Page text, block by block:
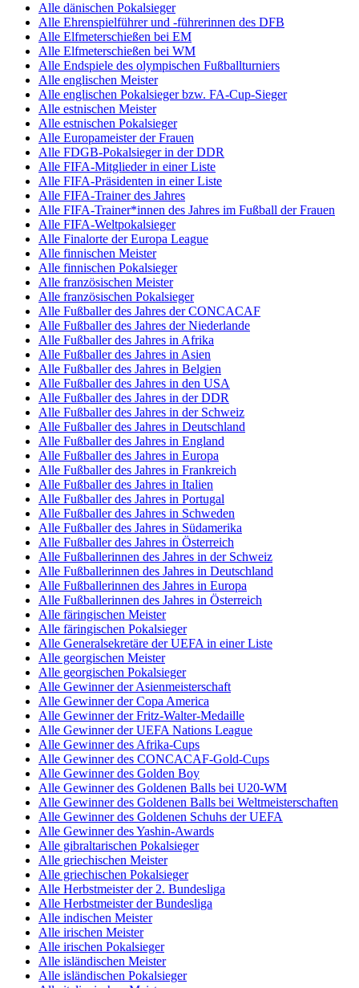
Alle dänischen Pokalsieger
Alle Ehrenspielführer und -führerinnen des DFB
Alle Elfmeterschießen bei EM
Alle Elfmeterschießen bei WM
Alle Endspiele des olympischen Fußballturniers
Alle englischen Meister
Alle englischen Pokalsieger bzw. FA-Cup-Sieger
Alle estnischen Meister
Alle estnischen Pokalsieger
Alle Europameister der Frauen
Alle FDGB-Pokalsieger in der DDR
Alle FIFA-Mitglieder in einer Liste
Alle FIFA-Präsidenten in einer Liste
Alle FIFA-Trainer des Jahres
Alle FIFA-Trainer*innen des Jahres im Fußball der Frauen
Alle FIFA-Weltpokalsieger
Alle Finalorte der Europa League
Alle finnischen Meister
Alle finnischen Pokalsieger
Alle französischen Meister
Alle französischen Pokalsieger
Alle Fußballer des Jahres der CONCACAF
Alle Fußballer des Jahres der Niederlande
Alle Fußballer des Jahres in Afrika
Alle Fußballer des Jahres in Asien
Alle Fußballer des Jahres in Belgien
Alle Fußballer des Jahres in den USA
Alle Fußballer des Jahres in der DDR
Alle Fußballer des Jahres in der Schweiz
Alle Fußballer des Jahres in Deutschland
Alle Fußballer des Jahres in England
Alle Fußballer des Jahres in Europa
Alle Fußballer des Jahres in Frankreich
Alle Fußballer des Jahres in Italien
Alle Fußballer des Jahres in Portugal
Alle Fußballer des Jahres in Schweden
Alle Fußballer des Jahres in Südamerika
Alle Fußballer des Jahres in Österreich
Alle Fußballerinnen des Jahres in der Schweiz
Alle Fußballerinnen des Jahres in Deutschland
Alle Fußballerinnen des Jahres in Europa
Alle Fußballerinnen des Jahres in Österreich
Alle färingischen Meister
Alle färingischen Pokalsieger
Alle Generalsekretäre der UEFA in einer Liste
Alle georgischen Meister
Alle georgischen Pokalsieger
Alle Gewinner der Asienmeisterschaft
Alle Gewinner der Copa America
Alle Gewinner der Fritz-Walter-Medaille
Alle Gewinner der UEFA Nations League
Alle Gewinner des Afrika-Cups
Alle Gewinner des CONCACAF-Gold-Cups
Alle Gewinner des Golden Boy
Alle Gewinner des Goldenen Balls bei U20-WM
Alle Gewinner des Goldenen Balls bei Weltmeisterschaften
Alle Gewinner des Goldenen Schuhs der UEFA
Alle Gewinner des Yashin-Awards
Alle gibraltarischen Pokalsieger
Alle griechischen Meister
Alle griechischen Pokalsieger
Alle Herbstmeister der 2. Bundesliga
Alle Herbstmeister der Bundesliga
Alle indischen Meister
Alle irischen Meister
Alle irischen Pokalsieger
Alle isländischen Meister
Alle isländischen Pokalsieger